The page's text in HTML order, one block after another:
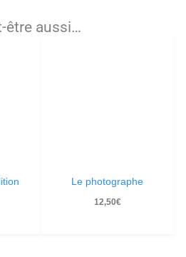
être aussi…
Le photographe
12,50€